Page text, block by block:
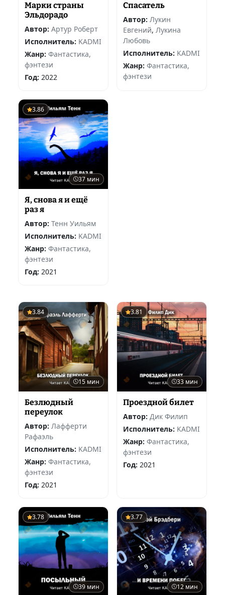
Марки страны
Эльдорадо
Автор: Артур Роберт
Исполнитель: KADMI
Жанр: Фантастика,
фэнтези
Год: 2022
Спасатель
Автор: Лукин
Евгений, Лукина
Любовь
Исполнитель: KADMI
Жанр: Фантастика,
фэнтези
3.86
37 мин
Я, снова я и ещё
раз я
Автор: Тенн Уильям
Исполнитель: KADMI
Жанр: Фантастика,
фэнтези
Год: 2021
3.84
15 мин
Безлюдный
переулок
Автор: Лафферти
Рафаэль
Исполнитель: KADMI
Жанр: Фантастика,
фэнтези
Год: 2021
3.81
33 мин
Проездной билет
Автор: Дик Филип
Исполнитель: KADMI
Жанр: Фантастика,
фэнтези
Год: 2021
3.78
39 мин
3.77
12 мин